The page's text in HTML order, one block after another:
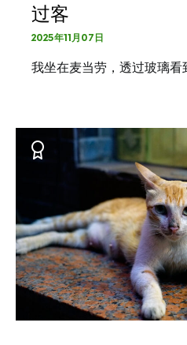
过客
2025年11月07日
我坐在麦当劳，透过玻璃